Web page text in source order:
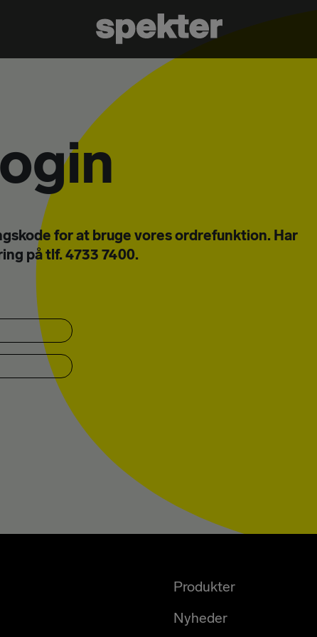
for at bruge vores ordrefunktion. Har
på tlf. 4733 7400.
Produkter
Nyheder